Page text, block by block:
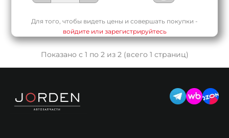
Для того, чтобы видеть цены и совершать покупки -
войдите или зарегистрируйтесь
Показано с 1 по 2 из 2 (всего 1 страниц)